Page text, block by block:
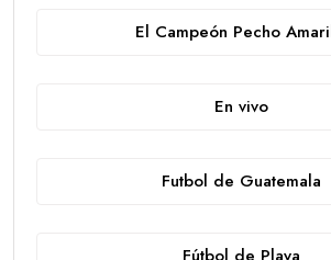
El Campeón Pecho
En vivo
Futbol de Guatemala